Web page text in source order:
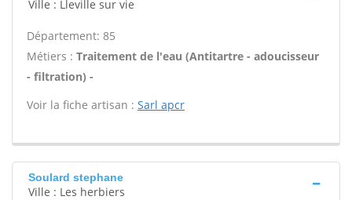
Ville : Lleville sur vie
Département: 85
Métiers : Traitement de l'eau (Antitartre - adoucisseur
- filtration) -
Voir la fiche artisan : Sarl apcr
Soulard stephane
Ville : Les herbiers